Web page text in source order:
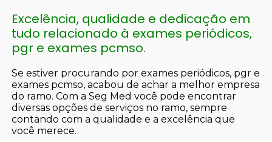
Excelência, qualidade e dedicação em
tudo relacionado à exames periódicos,
pgr e exames pcmso.
Se estiver procurando por exames periódicos, pgr e
exames pcmso, acabou de achar a melhor empresa
do ramo. Com a Seg Med você pode encontrar
diversas opções de serviços no ramo, sempre
contando com a qualidade e a excelência que
você merece.